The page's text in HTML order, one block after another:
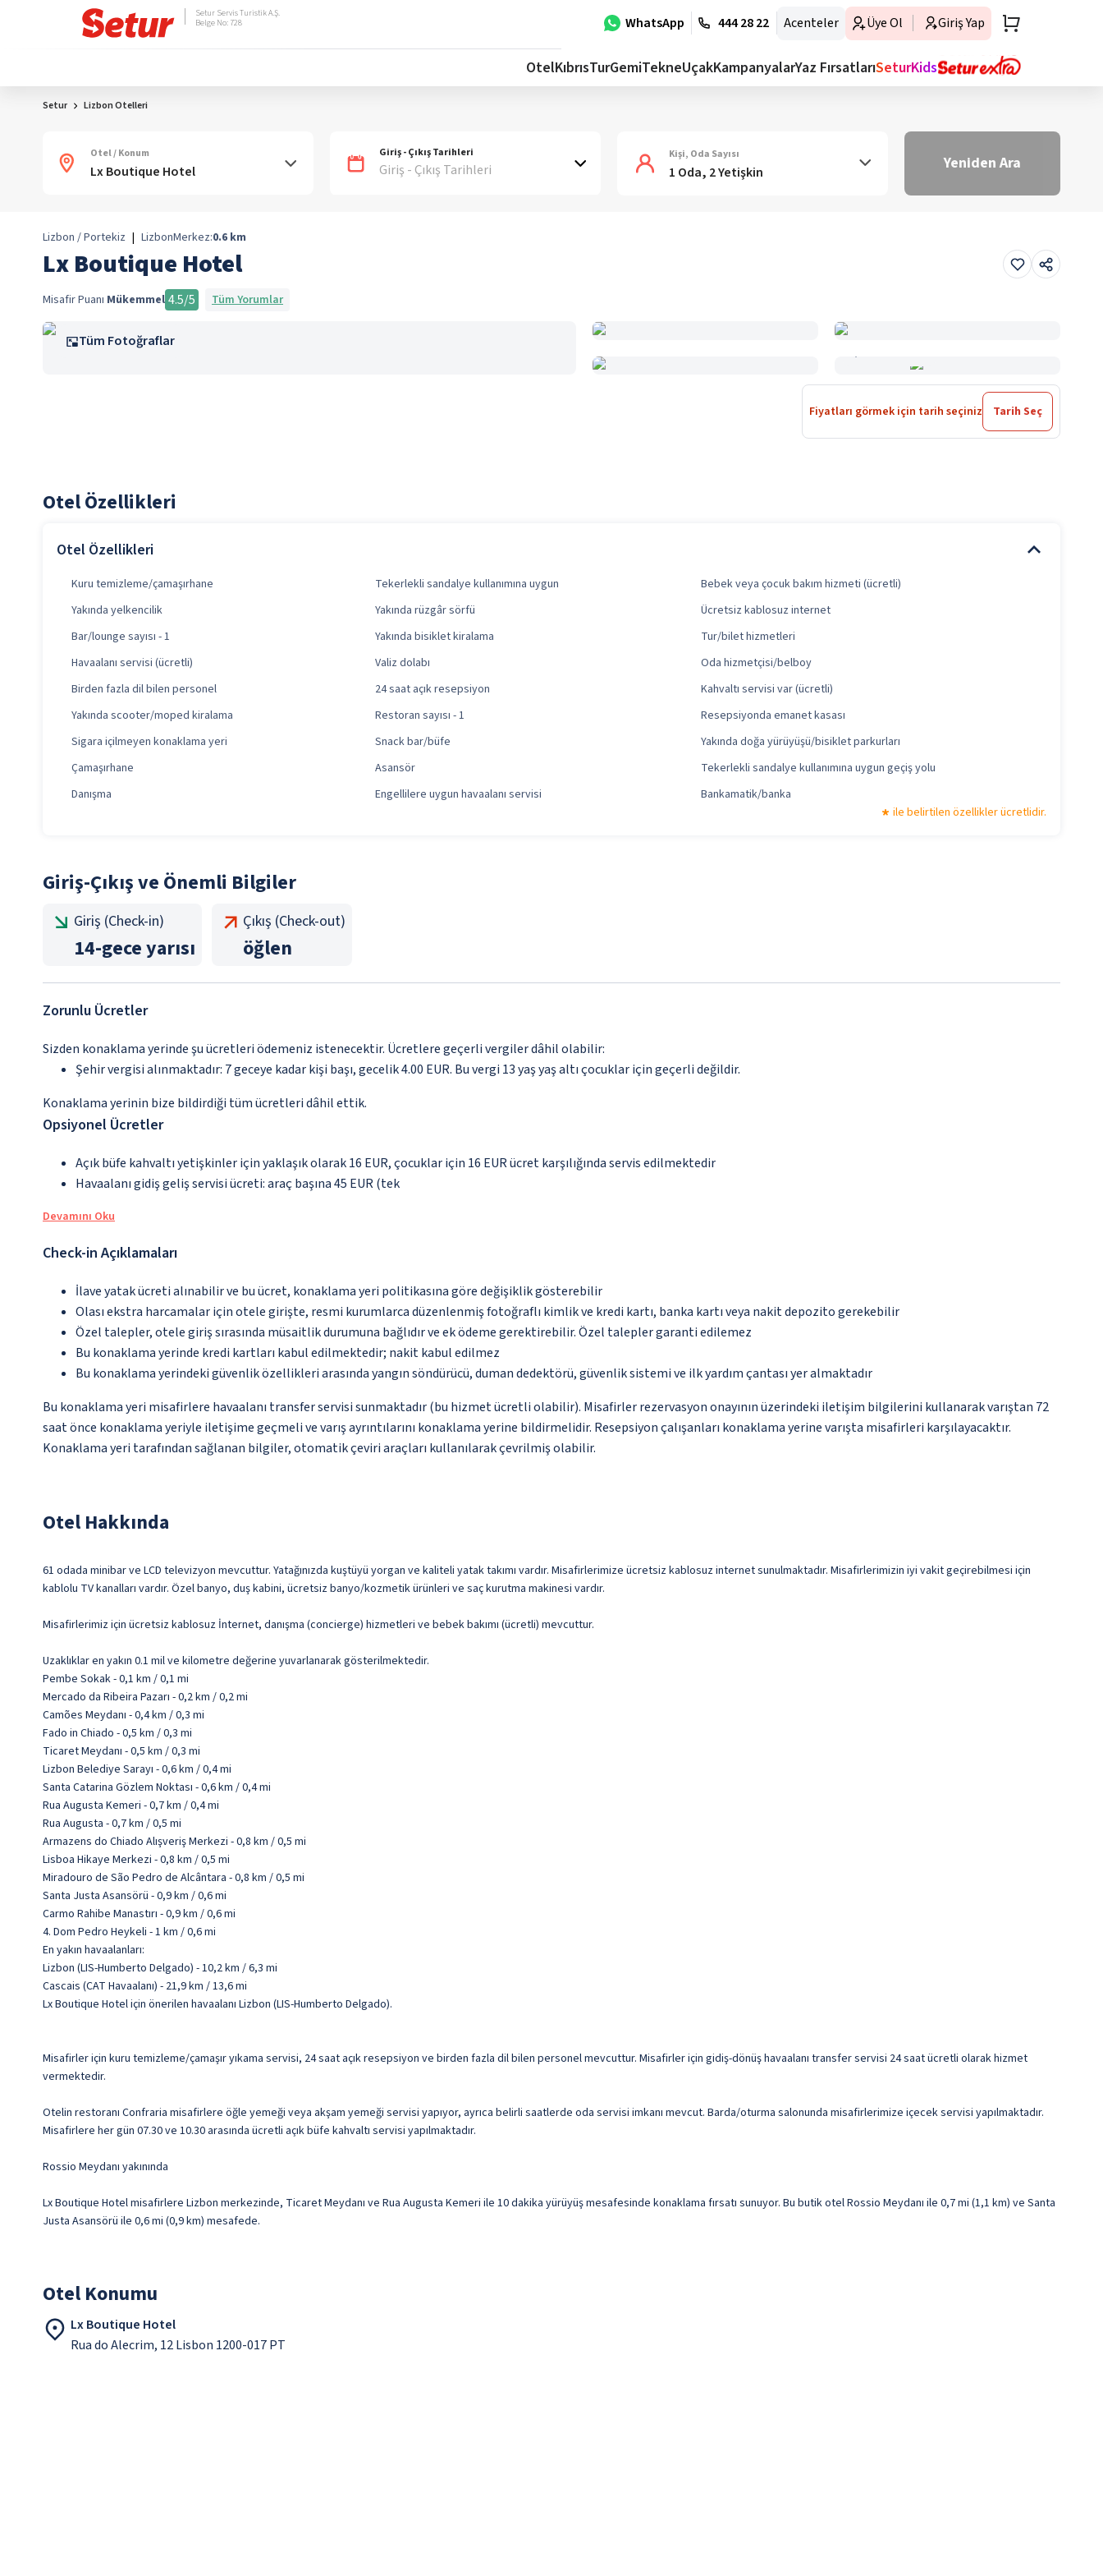
WhatsApp 444 28 22 Acenteler Üye Ol Giriş Yap
Setur Servis Turistik A.Ş.
Belge No: 728
OtelKıbrısTurGemiTekneUçakKampanyalarYaz FırsatlarıSeturKids
Setur Lizbon Otelleri
Otel / Konum Giriş - Çıkış Tarihleri
Giriş - Çıkış Tarihleri
Kişi, Oda Sayısı
1 Oda, 2 Yetişkin Yeniden Ara
Lizbon / Portekiz | LizbonMerkez:0.6 km
Lx Boutique Hotel
Misafir Puanı Mükemmel 4.5/5 Tüm Yorumlar
Tüm Fotoğraflar
Fiyatları görmek için tarih seçiniz Tarih Seç
Otel Özellikleri
Otel Özellikleri
Kuru temizleme/çamaşırhane Tekerlekli sandalye kullanımına uygun
Bebek veya çocuk bakım hizmeti (ücretli)
Yakında yelkencilik
Yakında rüzgâr sörfü
Ücretsiz kablosuz internet
Bar/lounge sayısı - 1
Yakında bisiklet kiralama
Tur/bilet hizmetleri
Havaalanı servisi (ücretli)
Valiz dolabı
Oda hizmetçisi/belboy
Birden fazla dil bilen personel
24 saat açık resepsiyon
Kahvaltı servisi var (ücretli)
Yakında scooter/moped kiralama
Restoran sayısı - 1
Resepsiyonda emanet kasası
Sigara içilmeyen konaklama yeri
Snack bar/büfe
Yakında doğa yürüyüşü/bisiklet parkurları
Çamaşırhane
Asansör
Tekerlekli sandalye kullanımına uygun geçiş yolu
Danışma
Engellilere uygun havaalanı servisi
Bankamatik/banka
ile belirtilen özellikler ücretlidir.
Giriş-Çıkış ve Önemli Bilgiler
Giriş (Check-in)
14-gece yarısı
Çıkış (Check-out)
öğlen
Zorunlu Ücretler
Sizden konaklama yerinde şu ücretleri ödemeniz istenecektir. Ücretlere geçerli vergiler dâhil olabilir:
Şehir vergisi alınmaktadır: 7 geceye kadar kişi başı, gecelik 4.00 EUR. Bu vergi 13 yaş yaş altı çocuklar için geçerli değildir.
Konaklama yerinin bize bildirdiği tüm ücretleri dâhil ettik.
Opsiyonel Ücretler
Açık büfe kahvaltı yetişkinler için yaklaşık olarak 16 EUR, çocuklar için 16 EUR ücret karşılığında servis edilmektedir
Havaalanı gidiş geliş servisi ücreti: araç başına 45 EUR (tek
Devamını Oku
Check-in Açıklamaları
İlave yatak ücreti alınabilir ve bu ücret, konaklama yeri politikasına göre değişiklik gösterebilir
Olası ekstra harcamalar için otele girişte, resmi kurumlarca düzenlenmiş fotoğraflı kimlik ve kredi kartı, banka kartı veya nakit depozito gerekebilir
Özel talepler, otele giriş sırasında müsaitlik durumuna bağlıdır ve ek ödeme gerektirebilir. Özel talepler garanti edilemez
Bu konaklama yerinde kredi kartları kabul edilmektedir; nakit kabul edilmez
Bu konaklama yerindeki güvenlik özellikleri arasında yangın söndürücü, duman dedektörü, güvenlik sistemi ve ilk yardım çantası yer almaktadır
Bu konaklama yeri misafirlere havaalanı transfer servisi sunmaktadır (bu hizmet ücretli olabilir). Misafirler rezervasyon onayının üzerindeki iletişim bilgilerini kullanarak varıştan 72
saat önce konaklama yeriyle iletişime geçmeli ve varış ayrıntılarını konaklama yerine bildirmelidir. Resepsiyon çalışanları konaklama yerine varışta misafirleri karşılayacaktır.
Konaklama yeri tarafından sağlanan bilgiler, otomatik çeviri araçları kullanılarak çevrilmiş olabilir.
Otel Hakkında
61 odada minibar ve LCD televizyon mevcuttur. Yatağınızda kuştüyü yorgan ve kaliteli yatak takımı vardır. Misafirlerimize ücretsiz kablosuz internet sunulmaktadır. Misafirlerimizin iyi vakit geçirebilmesi için
kablolu TV kanalları vardır. Özel banyo, duş kabini, ücretsiz banyo/kozmetik ürünleri ve saç kurutma makinesi vardır.
Misafirlerimiz için ücretsiz kablosuz İnternet, danışma (concierge) hizmetleri ve bebek bakımı (ücretli) mevcuttur.
Uzaklıklar en yakın 0.1 mil ve kilometre değerine yuvarlanarak gösterilmektedir.
Pembe Sokak - 0,1 km / 0,1 mi
Mercado da Ribeira Pazarı - 0,2 km / 0,2 mi
Camões Meydanı - 0,4 km / 0,3 mi
Fado in Chiado - 0,5 km / 0,3 mi
Ticaret Meydanı - 0,5 km / 0,3 mi
Lizbon Belediye Sarayı - 0,6 km / 0,4 mi
Santa Catarina Gözlem Noktası - 0,6 km / 0,4 mi
Rua Augusta Kemeri - 0,7 km / 0,4 mi
Rua Augusta - 0,7 km / 0,5 mi
Armazens do Chiado Alışveriş Merkezi - 0,8 km / 0,5 mi
Lisboa Hikaye Merkezi - 0,8 km / 0,5 mi
Miradouro de São Pedro de Alcântara - 0,8 km / 0,5 mi
Santa Justa Asansörü - 0,9 km / 0,6 mi
Carmo Rahibe Manastırı - 0,9 km / 0,6 mi
4. Dom Pedro Heykeli - 1 km / 0,6 mi
En yakın havaalanları:
Lizbon (LIS-Humberto Delgado) - 10,2 km / 6,3 mi
Cascais (CAT Havaalanı) - 21,9 km / 13,6 mi
Lx Boutique Hotel için önerilen havaalanı Lizbon (LIS-Humberto Delgado).
Misafirler için kuru temizleme/çamaşır yıkama servisi, 24 saat açık resepsiyon ve birden fazla dil bilen personel mevcuttur. Misafirler için gidiş-dönüş havaalanı transfer servisi 24 saat ücretli olarak hizmet
vermektedir.
Otelin restoranı Confraria misafirlere öğle yemeği veya akşam yemeği servisi yapıyor, ayrıca belirli saatlerde oda servisi imkanı mevcut. Barda/oturma salonunda misafirlerimize içecek servisi yapılmaktadır.
Misafirlere her gün 07.30 ve 10.30 arasında ücretli açık büfe kahvaltı servisi yapılmaktadır.
Rossio Meydanı yakınında
Lx Boutique Hotel misafirlere Lizbon merkezinde, Ticaret Meydanı ve Rua Augusta Kemeri ile 10 dakika yürüyüş mesafesinde konaklama fırsatı sunuyor. Bu butik otel Rossio Meydanı ile 0,7 mi (1,1 km) ve Santa
Justa Asansörü ile 0,6 mi (0,9 km) mesafede.
Otel Konumu
Lx Boutique Hotel
Rua do Alecrim, 12 Lisbon 1200-017 PT